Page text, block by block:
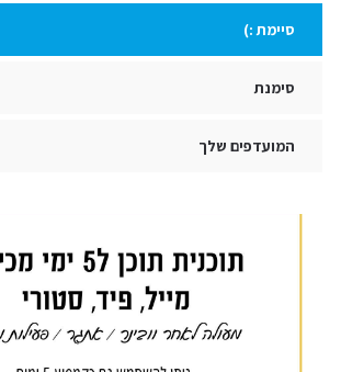
סיימת :)
סימנת
המועדפים שלך